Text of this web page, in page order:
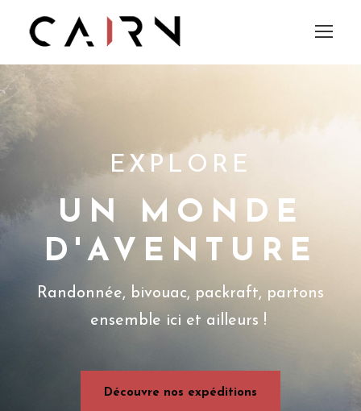
EXPLORE
UN MONDE
D'AVENTURE
Randonnée, bivouac, packraft, partons
ensemble ici et ailleurs !
Découvre nos expéditions